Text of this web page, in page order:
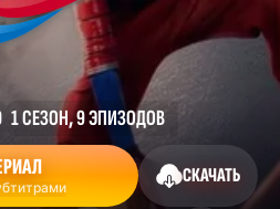
1 СЕЗОН, 9 ЭПИЗОДОВ
СКАЧАТЬ